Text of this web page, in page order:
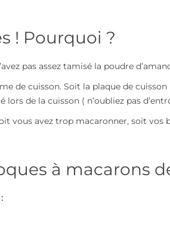
! Pourquoi ?
pas assez tamisé la poudre
de cuisson. Soit la plaque de
lors de la cuisson ( n’oubliez pas
vous avez trop macaronner, soit vos
à macarons